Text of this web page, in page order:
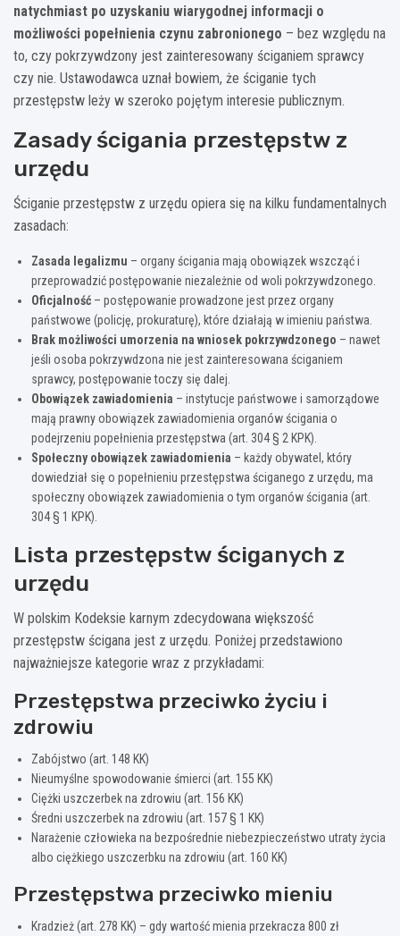
natychmiast po uzyskaniu wiarygodnej informacji o
możliwości popełnienia czynu zabronionego – bez względu na
to, czy pokrzywdzony jest zainteresowany ściganiem sprawcy
czy nie. Ustawodawca uznał bowiem, że ściganie tych
przestępstw leży w szeroko pojętym interesie publicznym.
Zasady ścigania przestępstw z
urzędu
Ściganie przestępstw z urzędu opiera się na kilku fundamentalnych
zasadach:
Zasada legalizmu – organy ścigania mają obowiązek wszcząć i
przeprowadzić postępowanie niezależnie od woli pokrzywdzonego.
Oficjalność – postępowanie prowadzone jest przez organy
państwowe (policję, prokuraturę), które działają w imieniu państwa.
Brak możliwości umorzenia na wniosek pokrzywdzonego – nawet
jeśli osoba pokrzywdzona nie jest zainteresowana ściganiem
sprawcy, postępowanie toczy się dalej.
Obowiązek zawiadomienia – instytucje państwowe i samorządowe
mają prawny obowiązek zawiadomienia organów ścigania o
podejrzeniu popełnienia przestępstwa (art. 304 § 2 KPK).
Społeczny obowiązek zawiadomienia – każdy obywatel, który
dowiedział się o popełnieniu przestępstwa ściganego z urzędu, ma
społeczny obowiązek zawiadomienia o tym organów ścigania (art.
304 § 1 KPK).
Lista przestępstw ściganych z
urzędu
W polskim Kodeksie karnym zdecydowana większość
przestępstw ścigana jest z urzędu. Poniżej przedstawiono
najważniejsze kategorie wraz z przykładami:
Przestępstwa przeciwko życiu i
zdrowiu
Zabójstwo (art. 148 KK)
Nieumyślne spowodowanie śmierci (art. 155 KK)
Ciężki uszczerbek na zdrowiu (art. 156 KK)
Średni uszczerbek na zdrowiu (art. 157 § 1 KK)
Narażenie człowieka na bezpośrednie niebezpieczeństwo utraty życia
albo ciężkiego uszczerbku na zdrowiu (art. 160 KK)
Przestępstwa przeciwko mieniu
Kradzież (art. 278 KK) – gdy wartość mienia przekracza 800 zł